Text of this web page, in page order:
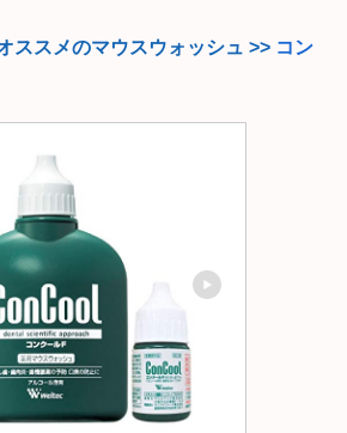
ススメのマウスウォッシュ >> コン